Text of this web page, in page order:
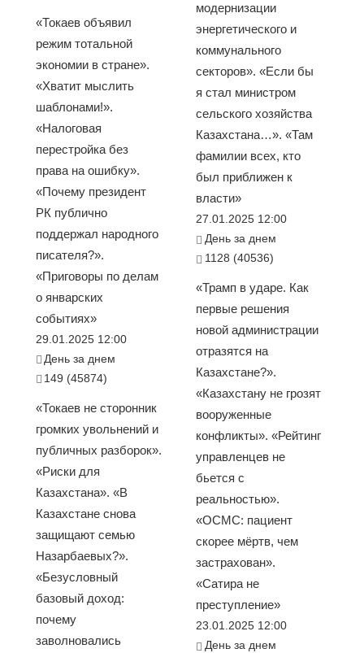
«Токаев объявил
режим тотальной
экономии в стране».
«Хватит мыслить
шаблонами!».
«Налоговая
перестройка без
права на ошибку».
«Почему президент
РК публично
поддержал народного
писателя?».
«Приговоры по делам
о январских
событиях»
29.01.2025 12:00
День за днем
149 (45874)
«Токаев не сторонник
громких увольнений и
публичных разборок».
«Риски для
Казахстана». «В
Казахстане снова
защищают семью
Назарбаевых?».
«Безусловный
базовый доход:
почему
заволновались
модернизации
энергетического и
коммунального
секторов». «Если бы
я стал министром
сельского хозяйства
Казахстана…». «Там
фамилии всех, кто
был приближен к
власти»
27.01.2025 12:00
День за днем
1128 (40536)
«Трамп в ударе. Как
первые решения
новой администрации
отразятся на
Казахстане?».
«Казахстану не грозят
вооруженные
конфликты». «Рейтинг
управленцев не
бьется с
реальностью».
«ОСМС: пациент
скорее мёртв, чем
застрахован».
«Сатира не
преступление»
23.01.2025 12:00
День за днем